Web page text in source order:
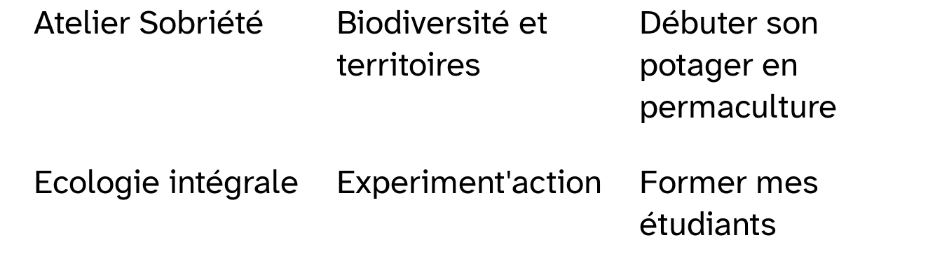
Atelier Sobriété
Biodiversité et
territoires
Débuter son
potager en
permaculture
Ecologie intégrale
Experiment'action
Former mes
étudiants